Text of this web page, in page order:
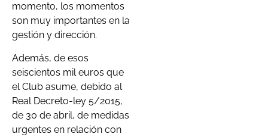
momento, los momentos
son muy importantes en la
gestión y dirección.
Además, de esos
seiscientos mil euros que
el Club asume, debido al
Real Decreto-ley 5/2015,
de 30 de abril, de medidas
urgentes en relación con